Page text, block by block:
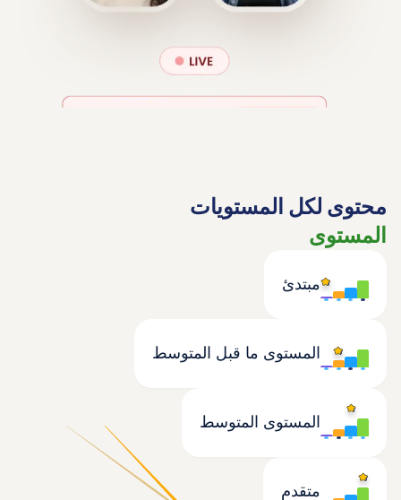
محتوى لكل المستويات